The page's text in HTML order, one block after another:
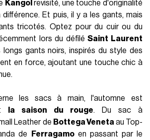
Kangol revisité, une touche d'originalité
Et puis, il y a les gants, mais
tricotés. Optez pour du cuir ou du
lors du défiléSaint Laurent
longs gants noirs, inspirés du style des
en force, ajoutant une touche chic à
les sacs à main, l'automne est
la saison du rouge. Du sac à
Leather de Bottega Venetaau Top-
de
Ferragamoen passant par le